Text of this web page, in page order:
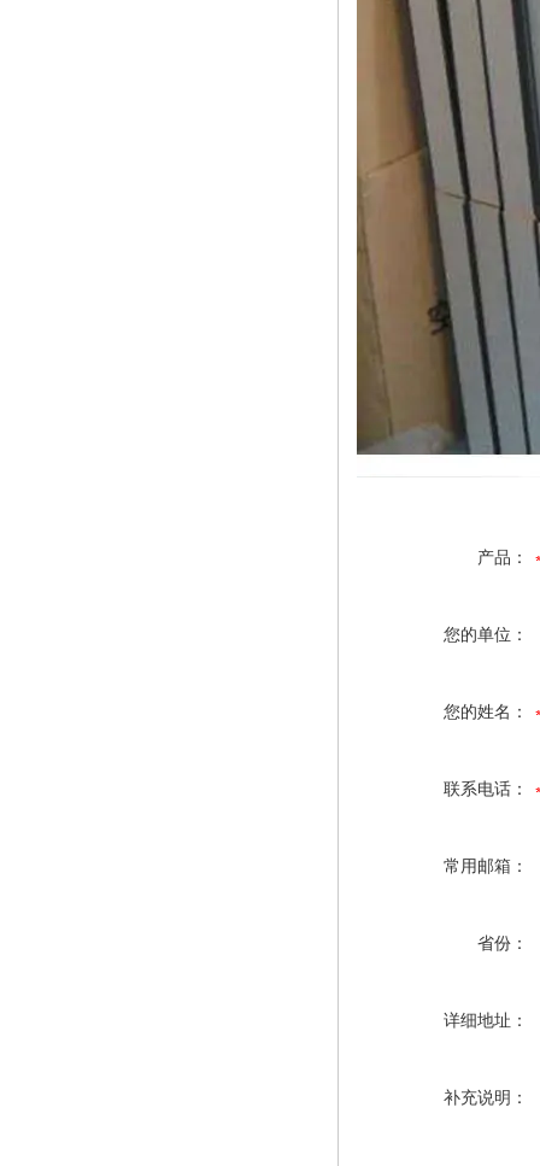
产品：
您的单位：
您的姓名：
联系电话：
常用邮箱：
省份：
详细地址：
补充说明：